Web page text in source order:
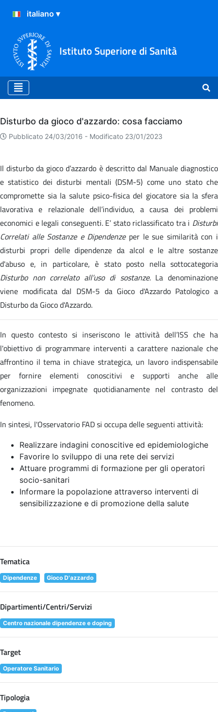
Istituto Superiore di Sanità
Archivio
Disturbo da gioco d'azzardo: cosa facciamo
Pubblicato 24/03/2016 - Modificato 23/01/2023
Il disturbo da gioco d’azzardo è descritto dal Manuale diagnostico
e statistico dei disturbi mentali (DSM-5) come uno stato che
compromette sia la salute psico-fisica del giocatore sia la sfera
lavorativa e relazionale dell’individuo, a causa dei problemi
economici e legali conseguenti. E’ stato riclassificato tra i Disturbi
Correlati alle Sostanze e Dipendenzeper le sue similarità con i
disturbi propri delle dipendenze da alcol e le altre sostanze
d'abuso e, in particolare, è stato posto nella sottocategoria
Disturbo non correlato all’uso di sostanze. La denominazione
viene modificata dal DSM-5 da Gioco d'Azzardo Patologico a
Disturbo da Gioco d'Azzardo.
In questo contesto si inseriscono le attività dell’ISS che ha
l'obiettivo di programmare interventi a carattere nazionale che
affrontino il tema in chiave strategica, un lavoro indispensabile
per fornire elementi conoscitivi e supporti anche alle
organizzazioni impegnate quotidianamente nel contrasto del
fenomeno.
In sintesi, l'Osservatorio FAD si occupa delle seguenti attività:
Realizzare indagini conoscitive ed epidemiologiche
Favorire lo sviluppo di una rete dei servizi
Attuare programmi di formazione per gli operatori
socio-sanitari
Informare la popolazione attraverso interventi di
sensibilizzazione e di promozione della salute
Tematica
Dipendenze Gioco D'azzardo
Dipartimenti/Centri/Servizi
Centro nazionale dipendenze e doping
Target
Operatore Sanitario
Tipologia